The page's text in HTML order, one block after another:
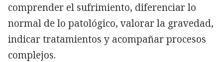
comprender el sufrimiento, diferenciar lo
normal de lo patológico, valorar la gravedad,
indicar tratamientos y acompañar procesos
complejos.